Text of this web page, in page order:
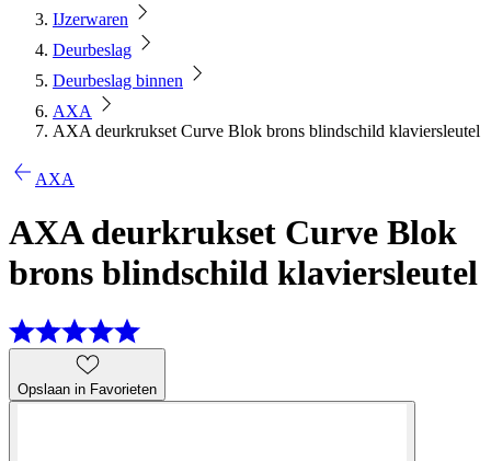
IJzerwaren
Deurbeslag
Deurbeslag binnen
AXA
AXA deurkrukset Curve Blok brons blindschild klaviersleutel
AXA
AXA deurkrukset Curve Blok
brons blindschild klaviersleutel
Opslaan in Favorieten